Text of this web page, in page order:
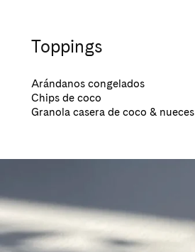
Toppings
Arándanos congelados
Chips de coco
Granola casera de coco & nueces